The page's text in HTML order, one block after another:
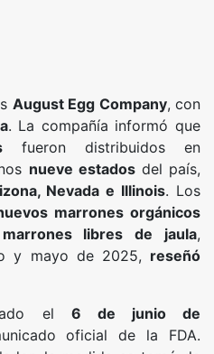
August Egg Company, con
. La compañía informó que
fueron distribuidos en
nueve estadosdel país,
Nevada e Illinois. Los
marrones orgánicos
libres de jaula,
y mayo de 2025, reseñó
el 6 de junio de
oficial de la FDA.